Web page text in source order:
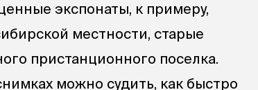
экспонаты, к примеру,
местности, старые
пристанционного поселка.
можно судить, как быстро